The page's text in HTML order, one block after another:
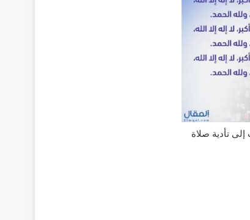
تأدية صلاة